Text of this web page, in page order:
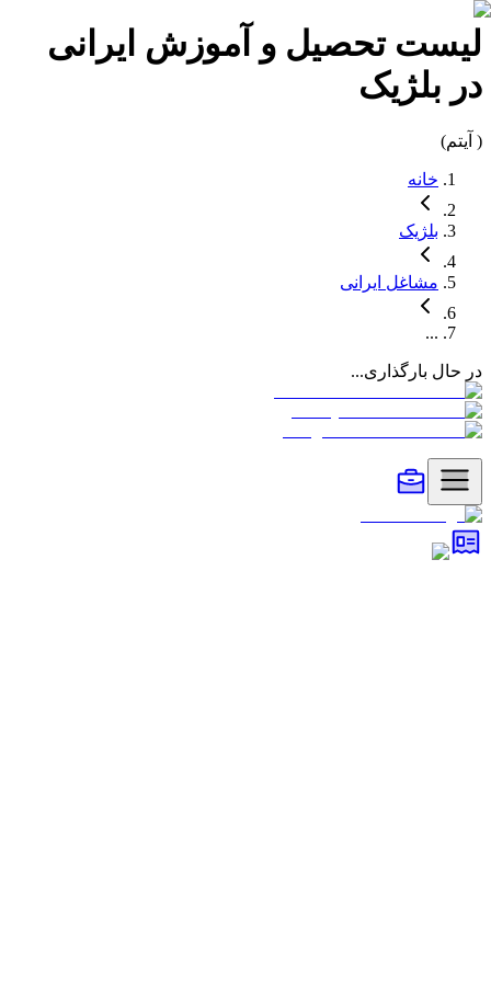
لیستتحصیل و آموزش ایرانی
در بلژیک
( آیتم)
خانه
بلژیک
مشاغل ایرانی
...
در حال بارگذاری...